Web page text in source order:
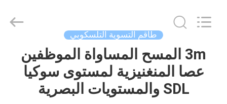
منزل،
Instrument
Co.,Ltd.
طاقم التسوية التلسكوبي
3m المسح المساواة الموظفين
عصا المنغنيزية لمستوى سوكيا
SDL والمستويات البصرية